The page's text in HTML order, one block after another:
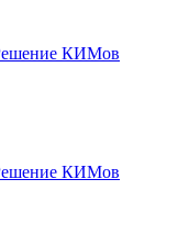
КИМов
КИМов